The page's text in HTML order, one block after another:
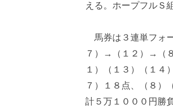
える。ホープフルＳ
馬券は３連単フォ
７）→（１２）→（
１）（１３）（１４
７）１８点、（８
計５万１０００円勝